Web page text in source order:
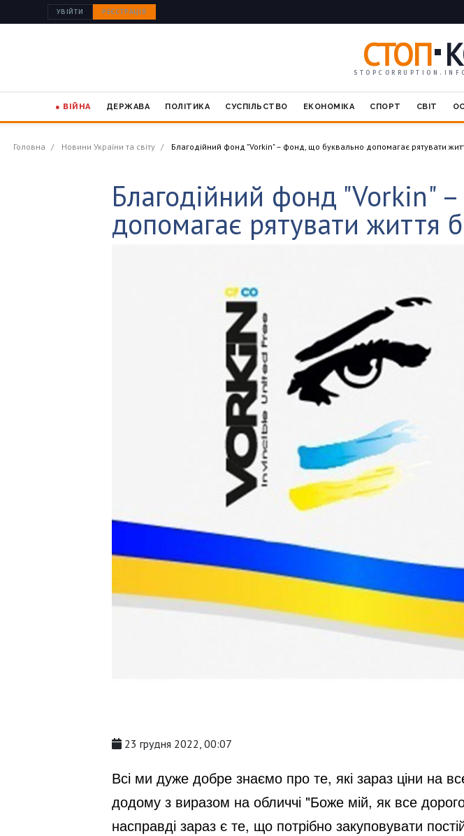
УВІЙТИ РЕЄСТРАЦІЯ
СТОП
● ВІЙНА ДЕРЖАВА ПОЛІТИКА СУСПІЛЬСТВО ЕКОНОМІКА СПОРТ СВІТ
Головна Новини України та світу Благодійний фонд "Vorkin" – фонд, що буквально допомагає рятувати
Благодійний фонд "Vorkin"
допомагає рятувати життя
23 грудня 2022, 00:07
Всі ми дуже добре знаємо про те, які зараз ціни на
додому з виразом на обличчі "Боже мій, як все
насправді зараз є те, що потрібно закуповувати